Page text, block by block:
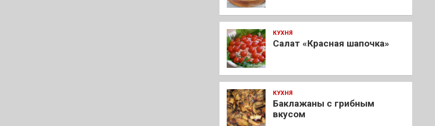
КУХНЯ
Салат «Красная шапочка»
КУХНЯ
Баклажаны с грибным
вкусом